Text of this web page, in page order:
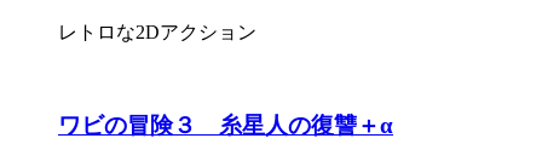
レトロな2Dアクション
ワビの冒険３ 糸星人の復讐＋α